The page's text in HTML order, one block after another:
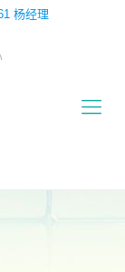
杨经理